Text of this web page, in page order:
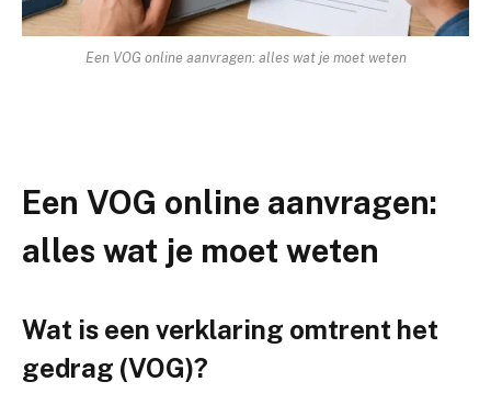
Een VOG online aanvragen: alles wat je moet weten
Een VOG online aanvragen:
alles wat je moet weten
Wat is een verklaring omtrent het
gedrag (VOG)?